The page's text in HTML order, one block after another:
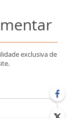
exclusiva de